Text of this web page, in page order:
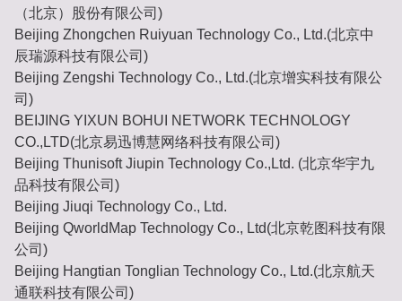
（北京）股份有限公司)
Beijing Zhongchen Ruiyuan Technology Co., Ltd.(北京中
辰瑞源科技有限公司)
Beijing Zengshi Technology Co., Ltd.(北京增实科技有限公
司)
BEIJING YIXUN BOHUI NETWORK TECHNOLOGY
CO.,LTD(北京易迅博慧网络科技有限公司)
Beijing Thunisoft Jiupin Technology Co.,Ltd. (北京华宇九
品科技有限公司)
Beijing Jiuqi Technology Co., Ltd.
Beijing QworldMap Technology Co., Ltd(北京乾图科技有限
公司)
Beijing Hangtian Tonglian Technology Co., Ltd.(北京航天
通联科技有限公司)